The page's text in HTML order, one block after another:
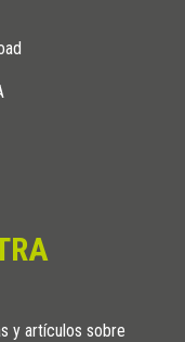
y artículos sobre